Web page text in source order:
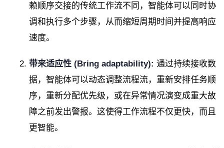
赖顺序交接的传统工作流不同，智能体可以同时协
调和执行多个步骤，从而缩短周期时间并提高响应
速度。
带来适应性 (Bring adaptability): 通过持续接收数
据，智能体可以动态调整流程流，重新安排任务顺
序，重新分配优先级，或在异常情况演变成重大故
障之前发出警报。这使得工作流程不仅更快，而且
更智能。